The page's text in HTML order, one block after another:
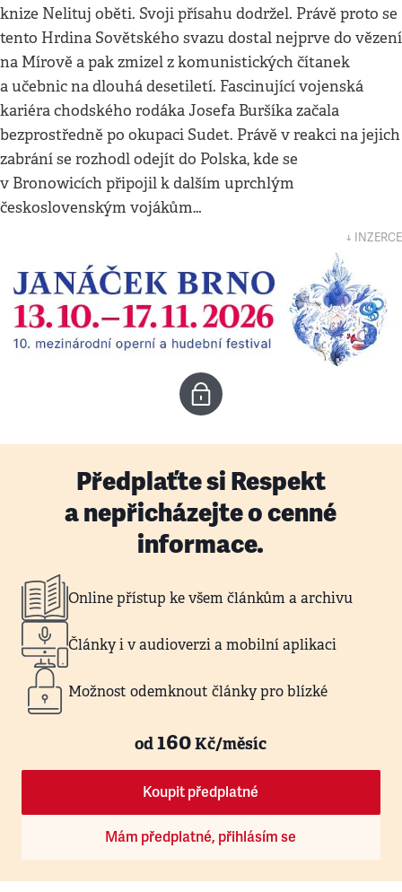
knize Nelituj oběti. Svoji přísahu dodržel. Právě proto se
tento Hrdina Sovětského svazu dostal nejprve do vězení
na Mírově a pak zmizel z komunistických čítanek
a učebnic na dlouhá desetiletí. Fascinující vojenská
kariéra chodského rodáka Josefa Buršíka začala
bezprostředně po okupaci Sudet. Právě v reakci na jejich
zabrání se rozhodl odejít do Polska, kde se
v Bronowicích připojil k dalším uprchlým
československým vojákům…
↓ INZERCE
Předplaťte si Respekt
a nepřicházejte o cenné
informace.
Online přístup ke všem článkům a archivu
Články i v audioverzi a mobilní aplikaci
Možnost odemknout články pro blízké
od160Kč/měsíc
Koupit předplatné
Mám předplatné, přihlásím se